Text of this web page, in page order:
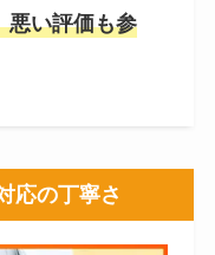
悪い評価も参
応の丁寧さ